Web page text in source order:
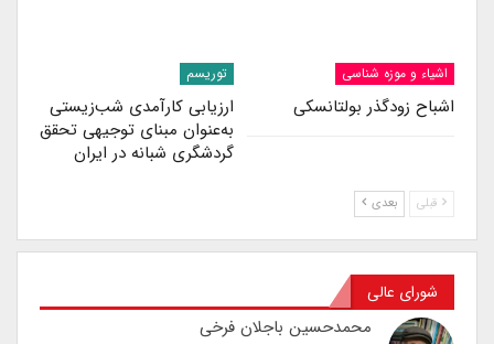
اشیاء و موزه شناسی
اشباح زودگذر بولتانسکی
توریسم
ارزیابی کارآمدی شب‌زیستی
به‌عنوان مبنای توجیهی تحقق
گردشگری شبانه در ایران
قبلی بعدی
شورای عالی
محمدحسین باجلان فرخی